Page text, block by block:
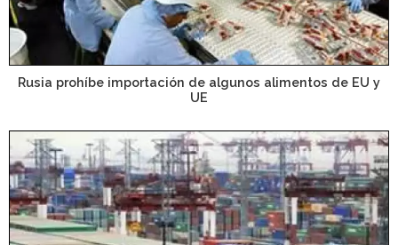
Rusia prohíbe importación de algunos alimentos de EU y
UE